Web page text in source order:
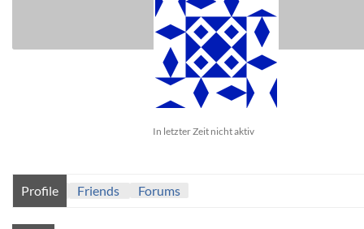
In letzter Zeit nicht aktiv
Profile Friends Forums